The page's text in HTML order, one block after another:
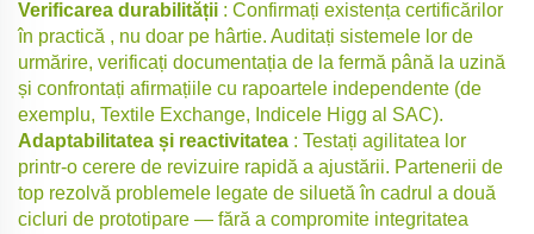
Verificarea durabilității : Confirmați existența certificărilor
în practică , nu doar pe hârtie. Auditați sistemele lor de
urmărire, verificați documentația de la fermă până la uzină
și confrontați afirmațiile cu rapoartele independente (de
exemplu, Textile Exchange, Indicele Higg al SAC).
Adaptabilitatea și reactivitatea : Testați agilitatea lor
printr-o cerere de revizuire rapidă a ajustării. Partenerii de
top rezolvă problemele legate de siluetă în cadrul a două
cicluri de prototipare — fără a compromite integritatea